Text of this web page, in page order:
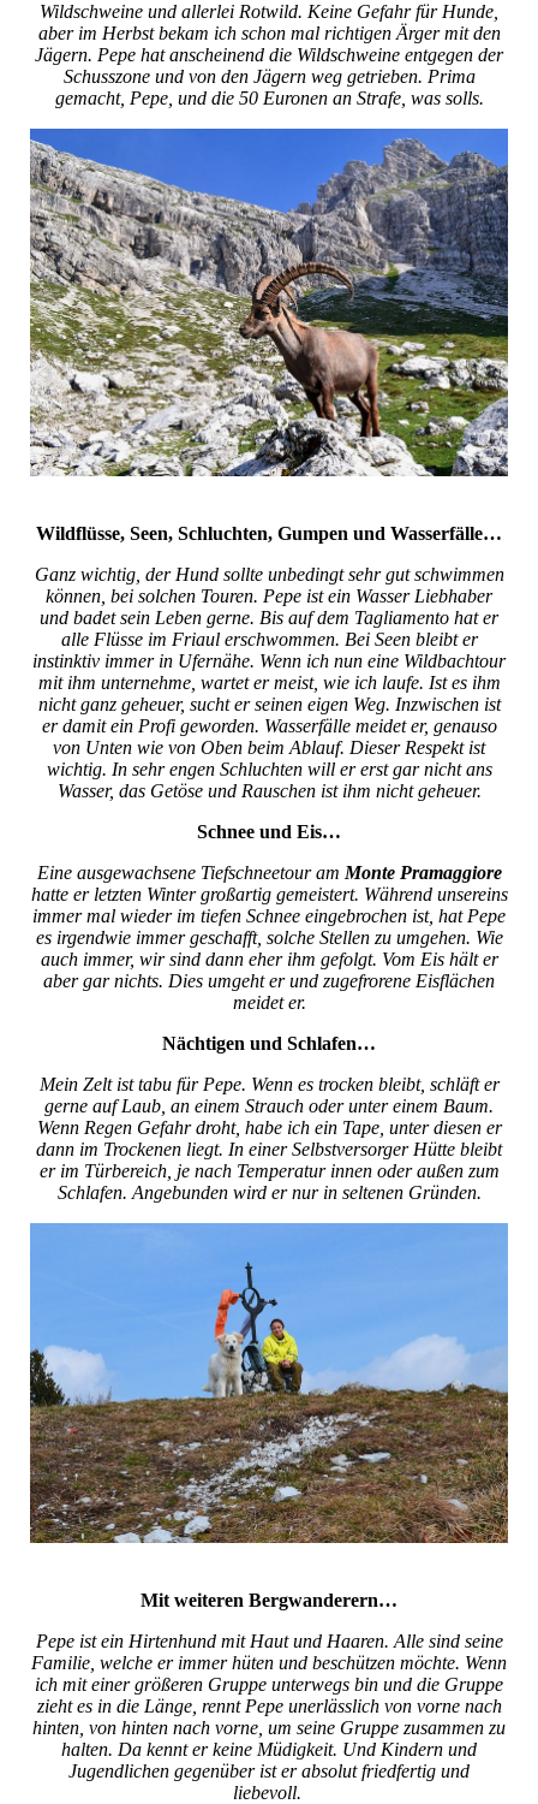
Wildschweine und allerlei Rotwild. Keine Gefahr für Hunde,
aber im Herbst bekam ich schon mal richtigen Ärger mit den
Jägern. Pepe hat anscheinend die Wildschweine entgegen der
Schusszone und von den Jägern weg getrieben. Prima
gemacht, Pepe, und die 50 Euronen an Strafe, was solls.
Wildflüsse, Seen, Schluchten, Gumpen und Wasserfälle…
Ganz wichtig, der Hund sollte unbedingt sehr gut schwimmen
können, bei solchen Touren. Pepe ist ein Wasser Liebhaber
und badet sein Leben gerne. Bis auf dem Tagliamento hat er
alle Flüsse im Friaul erschwommen. Bei Seen bleibt er
instinktiv immer in Ufernähe. Wenn ich nun eine Wildbachtour
mit ihm unternehme, wartet er meist, wie ich laufe. Ist es ihm
nicht ganz geheuer, sucht er seinen eigen Weg. Inzwischen ist
er damit ein Profi geworden. Wasserfälle meidet er, genauso
von Unten wie von Oben beim Ablauf. Dieser Respekt ist
wichtig. In sehr engen Schluchten will er erst gar nicht ans
Wasser, das Getöse und Rauschen ist ihm nicht geheuer.
Schnee und Eis…
Eine ausgewachsene Tiefschneetour am Monte Pramaggiore
hatte er letzten Winter großartig gemeistert. Während unsereins
immer mal wieder im tiefen Schnee eingebrochen ist, hat Pepe
es irgendwie immer geschafft, solche Stellen zu umgehen. Wie
auch immer, wir sind dann eher ihm gefolgt. Vom Eis hält er
aber gar nichts. Dies umgeht er und zugefrorene Eisflächen
meidet er.
Nächtigen und Schlafen…
Mein Zelt ist tabu für Pepe. Wenn es trocken bleibt, schläft er
gerne auf Laub, an einem Strauch oder unter einem Baum.
Wenn Regen Gefahr droht, habe ich ein Tape, unter diesen er
dann im Trockenen liegt. In einer Selbstversorger Hütte bleibt
er im Türbereich, je nach Temperatur innen oder außen zum
Schlafen. Angebunden wird er nur in seltenen Gründen.
Mit weiteren Bergwanderern…
Pepe ist ein Hirtenhund mit Haut und Haaren. Alle sind seine
Familie, welche er immer hüten und beschützen möchte. Wenn
ich mit einer größeren Gruppe unterwegs bin und die Gruppe
zieht es in die Länge, rennt Pepe unerlässlich von vorne nach
hinten, von hinten nach vorne, um seine Gruppe zusammen zu
halten. Da kennt er keine Müdigkeit. Und Kindern und
Jugendlichen gegenüber ist er absolut friedfertig und
liebevoll.